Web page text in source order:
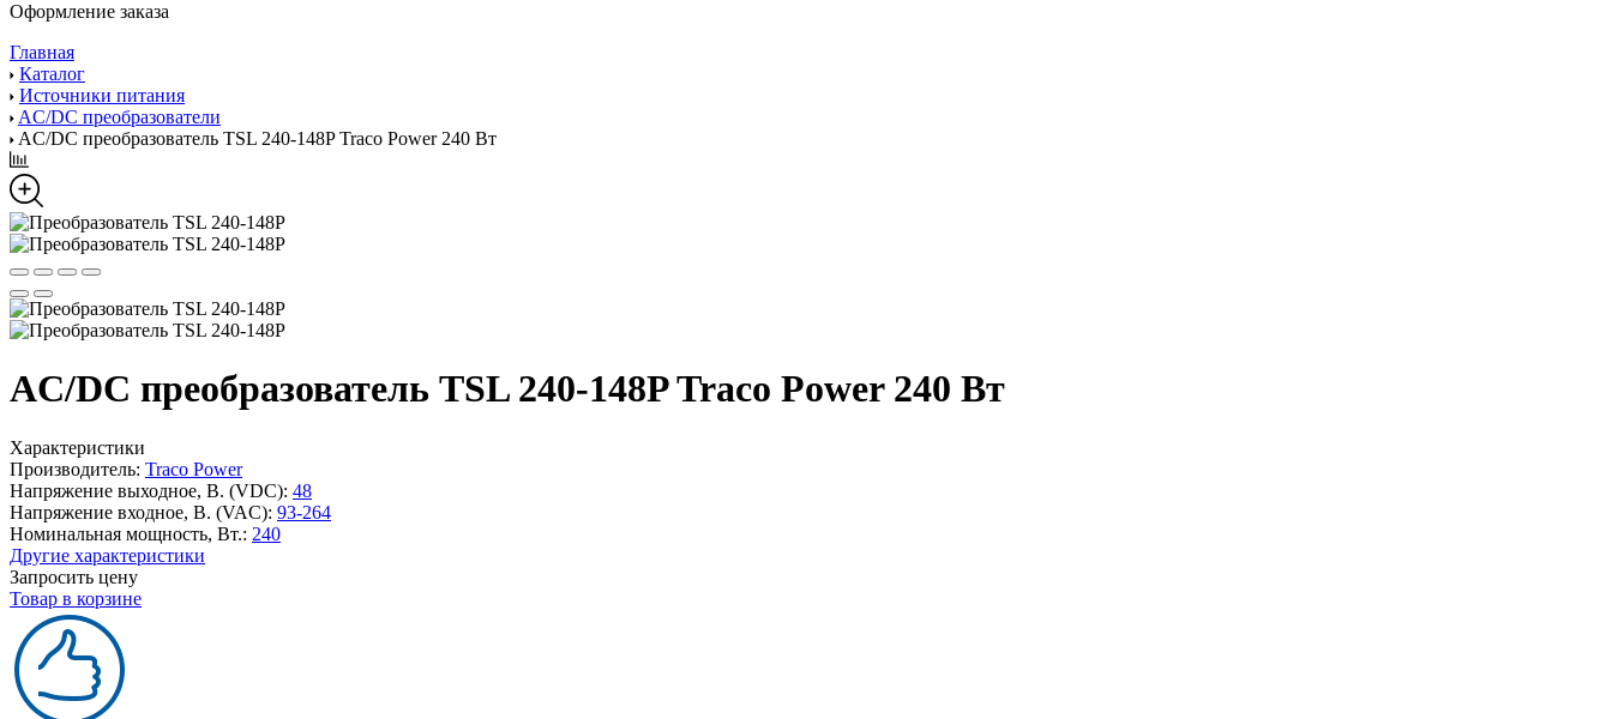
Оформление заказа
Главная
Каталог
Источники питания
AC/DC преобразователи
AC/DC преобразователь TSL 240-148P Traco Power 240 Вт
AC/DC преобразователь TSL 240-148P Traco Power 240 Вт
Характеристики
Производитель: Traco Power
Напряжение выходное, В. (VDC): 48
Напряжение входное, В. (VAC): 93-264
Номинальная мощность, Вт.: 240
Другие характеристики
Запросить цену
Товар в корзине